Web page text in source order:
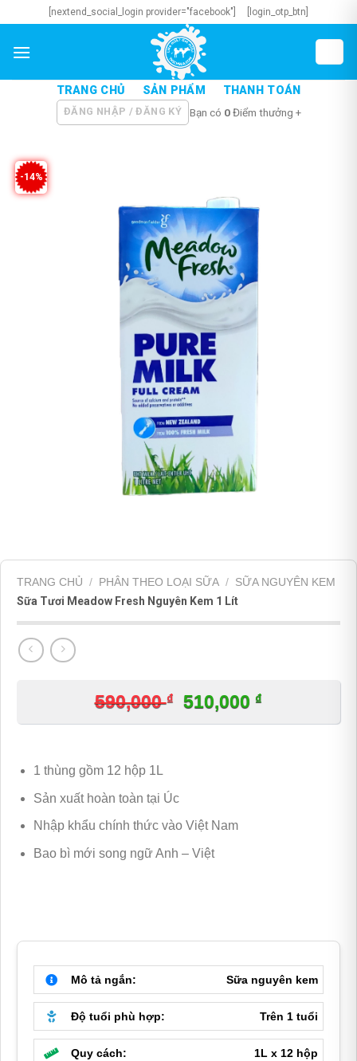
to
content
[nextend_social_login provider="facebook"] [login_otp_btn]
TRANG CHỦ SẢN PHẨM THANH TOÁN
ĐĂNG NHẬP / ĐĂNG KÝ Bạn có 0Điểm thưởng +
-14%
TRANG CHỦ / PHÂN THEO LOẠI SỮA / SỮA NGUYÊN KEM
Sữa Tươi Meadow Fresh Nguyên Kem 1 Lít
590,000₫
Giá
gốc
510,000 ₫
hiện
1 thùng gồm 12 hộp 1L
Sản xuất hoàn toàn tại Úc
Nhập khẩu chính thức vào Việt Nam
Bao bì mới song ngữ Anh – Việt
Mô tả ngắn: Sữa nguyên kem
Độ tuổi phù hợp: Trên 1 tuổi
Quy cách: 1L x 12 hộp